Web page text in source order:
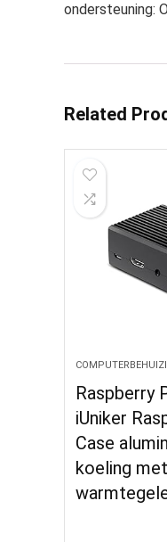
ondersteuning:
Related
Raspberry
iUniker
Case
koeling